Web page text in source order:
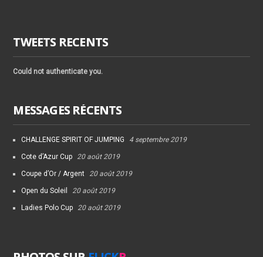
TWEETS RECENTS
Could not authenticate you.
MESSAGES RÉCENTS
CHALLENGE SPIRIT OF JUMPING 4 septembre 2019
Cote d’Azur Cup 20 août 2019
Coupe d’Or / Argent 20 août 2019
Open du Soleil 20 août 2019
Ladies Polo Cup 20 août 2019